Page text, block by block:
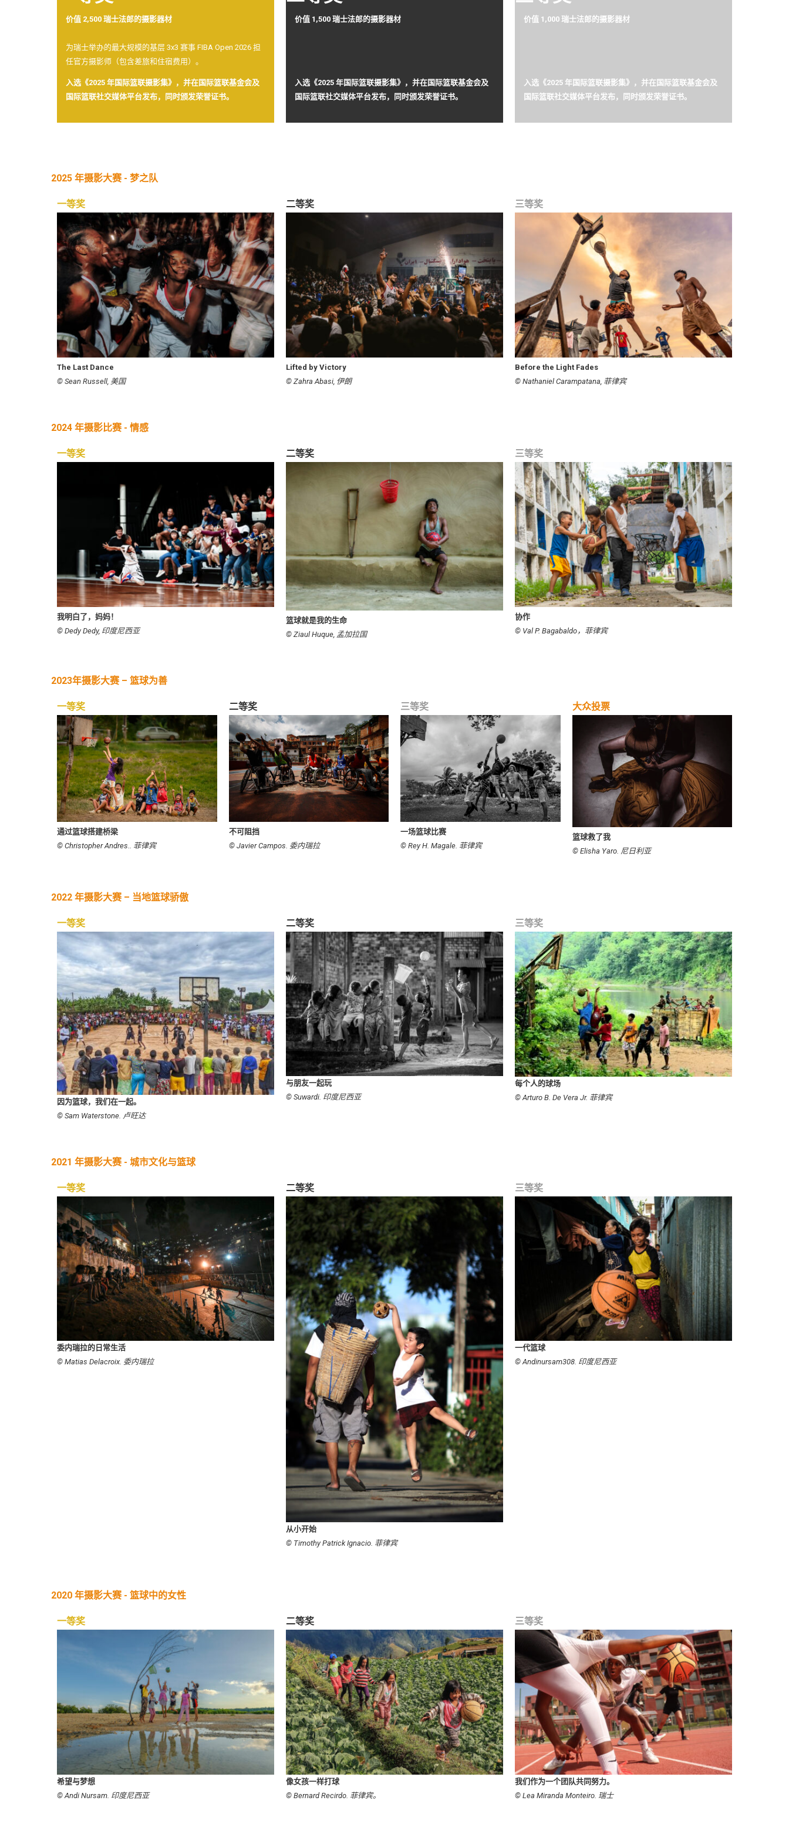
价值 2,500 瑞士法郎的摄影器材
为瑞士举办的最大规模的基层 3x3 赛事 FIBA Open 2026 担
任官方摄影师（包含差旅和住宿费用）。
入选《2025 年国际篮联摄影集》，并在国际篮联基金会及
国际篮联社交媒体平台发布，同时颁发荣誉证书。
价值 1,500 瑞士法郎的摄影器材
入选《2025 年国际篮联摄影集》，并在国际篮联基金会及
国际篮联社交媒体平台发布，同时颁发荣誉证书。
价值 1,000 瑞士法郎的摄影器材
入选《2025 年国际篮联摄影集》，并在国际篮联基金会及
国际篮联社交媒体平台发布，同时颁发荣誉证书。
2025 年摄影大赛 - 梦之队
一等奖
The Last Dance
© Sean Russell, 美国
二等奖
Lifted by Victory
© Zahra Abasi, 伊朗
三等奖
Before the Light Fades
© Nathaniel Carampatana, 菲律宾
2024 年摄影比赛 - 情感
一等奖
我明白了，妈妈！
© Dedy Dedy, 印度尼西亚
二等奖
篮球就是我的生命
© Ziaul Huque, 孟加拉国
三等奖
协作
© Val P. Bagabaldo，菲律宾
2023年摄影大赛 – 篮球为善
一等奖
通过篮球搭建桥梁
© Christopher Andres.. 菲律宾
二等奖
不可阻挡
© Javier Campos. 委内瑞拉
三等奖
一场篮球比赛
© Rey H. Magale. 菲律宾
大众投票
篮球救了我
© Elisha Yaro. 尼日利亚
2022 年摄影大赛 – 当地篮球骄傲
一等奖
因为篮球，我们在一起。
© Sam Waterstone. 卢旺达
二等奖
与朋友一起玩
© Suwardi. 印度尼西亚
三等奖
每个人的球场
© Arturo B. De Vera Jr. 菲律宾
2021 年摄影大赛 - 城市文化与篮球
一等奖
委内瑞拉的日常生活
© Matias Delacroix. 委内瑞拉
二等奖
从小开始
© Timothy Patrick Ignacio. 菲律宾
三等奖
一代篮球
© Andinursam308. 印度尼西亚
2020 年摄影大赛 - 篮球中的女性
一等奖
希望与梦想
© Andi Nursam. 印度尼西亚
二等奖
像女孩一样打球
© Bernard Recirdo. 菲律宾。
三等奖
我们作为一个团队共同努力。
© Lea Miranda Monteiro. 瑞士